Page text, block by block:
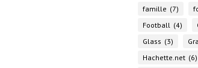
famille (7)
Football (4)
Glass (3)
Hachette.net (6)